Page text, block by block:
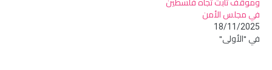
في مجلس الأمن
18/11/2025
في "الأولى"